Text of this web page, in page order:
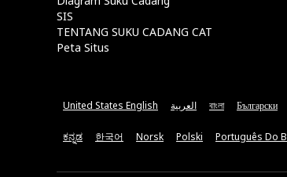
SIS
TENTANG SUKU CADANG CAT
Peta Situs
United States English العربية বাংলা Български
ಕನ್ನಡ 한국어 Norsk Polski Português Do